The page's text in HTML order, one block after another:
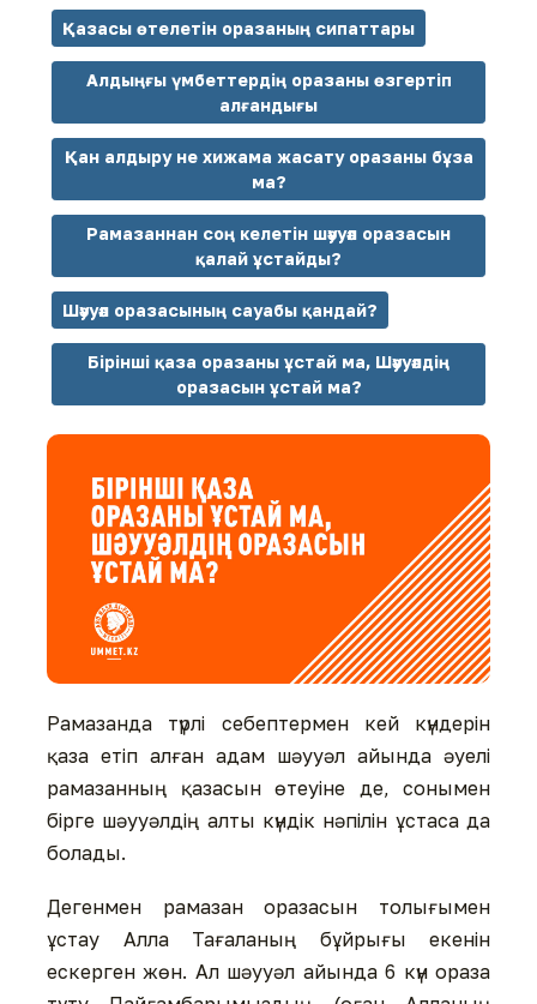
Қазасы өтелетін оразаның сипаттары
Алдыңғы үмбеттердің оразаны өзгертіп
алғандығы
Қан алдыру не хижама жасату оразаны бұза
ма?
Рамазаннан соң келетін шәууәл оразасын
қалай ұстайды?
Шәууәл оразасының сауабы қандай?
Бірінші қаза оразаны ұстай ма, Шәууәлдің
оразасын ұстай ма?
Рамазанда түрлі себептермен кей күндерін
қаза етіп алған адам шәууәл айында әуелі
рамазанның қазасын өтеуіне де, сонымен
бірге шәууәлдің алты күндік нәпілін ұстаса да
болады.
Дегенмен рамазан оразасын толығымен
ұстау Алла Тағаланың бұйрығы екенін
ескерген жөн. Ал шәууәл айында 6 күн ораза